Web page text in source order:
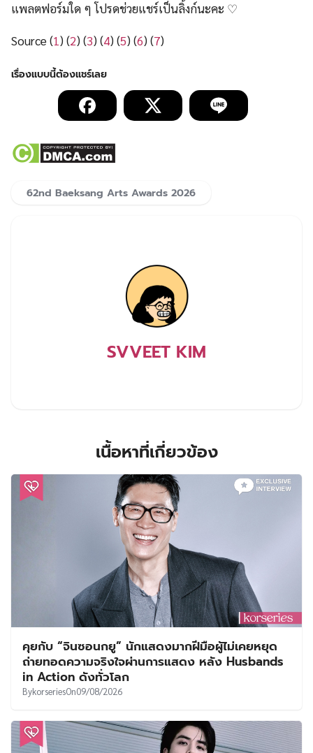
แพลตฟอร์มใด ๆ โปรดช่วยแชร์เป็นลิ้งก์นะคะ ♡
Source (1) (2) (3) (4) (5) (6) (7)
62nd Baeksang Arts Awards 2026
SVVEET KIM
เนื้อหาที่เกี่ยวข้อง
คุยกับ “จินซอนกยู” นักแสดงมากฝีมือผู้ไม่เคยหยุด
ถ่ายทอดความจริงใจผ่านการแสดง หลัง Husbands
in Action ดังทั่วโลก
BykorseriesOn09/08/2026